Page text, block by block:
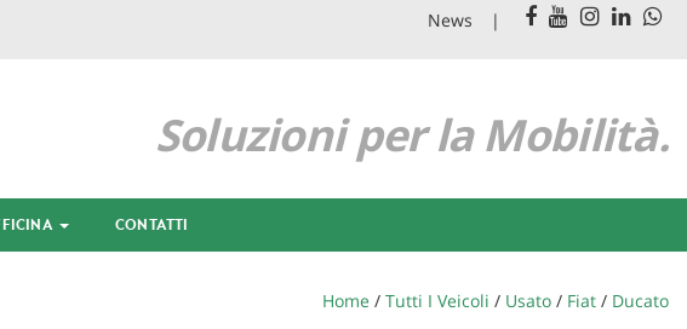
News
Soluzioni per la Mobilità.
CONTATTI
Home / Tutti I Veicoli / Usato / Fiat / Ducato